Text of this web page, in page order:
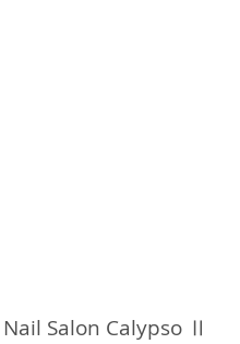
Nail Salon Calypso Ⅱ